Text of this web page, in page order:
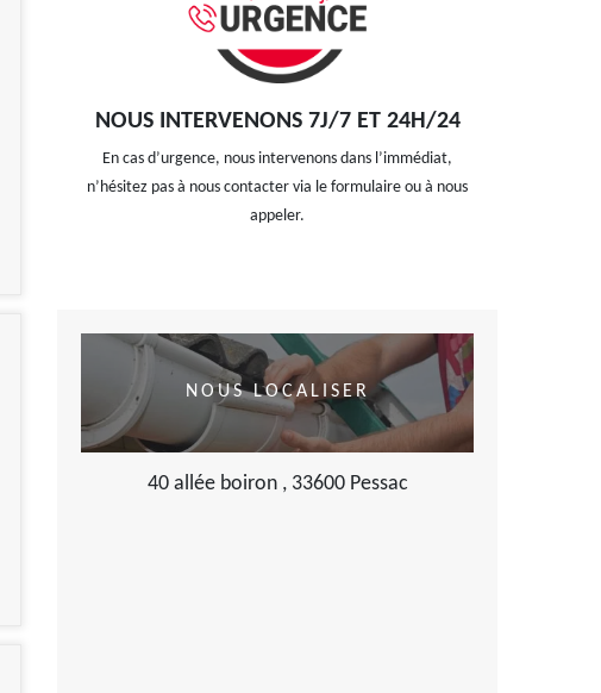
NOUS INTERVENONS 7J/7 ET 24H/24
En cas d’urgence, nous intervenons dans l’immédiat,
n’hésitez pas à nous contacter via le formulaire ou à nous
appeler.
NOUS LOCALISER
40 allée boiron , 33600 Pessac